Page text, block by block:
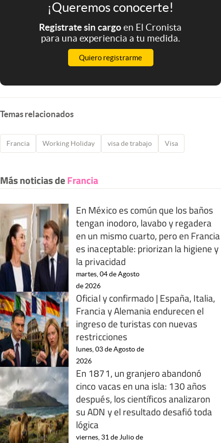
¡Queremos conocerte!
Registrate sin cargoen El Cronista
para una experiencia a tu medida.
Quiero registrarme
Temas relacionados
Francia Working Holiday visa de trabajo Visa
Más noticias deFrancia
En México es común que los baños
tengan inodoro, lavabo y regadera
en un mismo cuarto, pero en Francia
es inaceptable: priorizan la higiene y
la privacidad
martes, 04 de Agosto
de 2026
Oficial y confirmado | España, Italia,
Francia y Alemania endurecen el
ingreso de turistas con nuevas
restricciones
lunes, 03 de Agosto de
2026
En 1871, un granjero abandonó
cinco vacas en una isla: 130 años
después, los científicos analizaron
su ADN y el resultado desafió toda
lógica
viernes, 31 de Julio de